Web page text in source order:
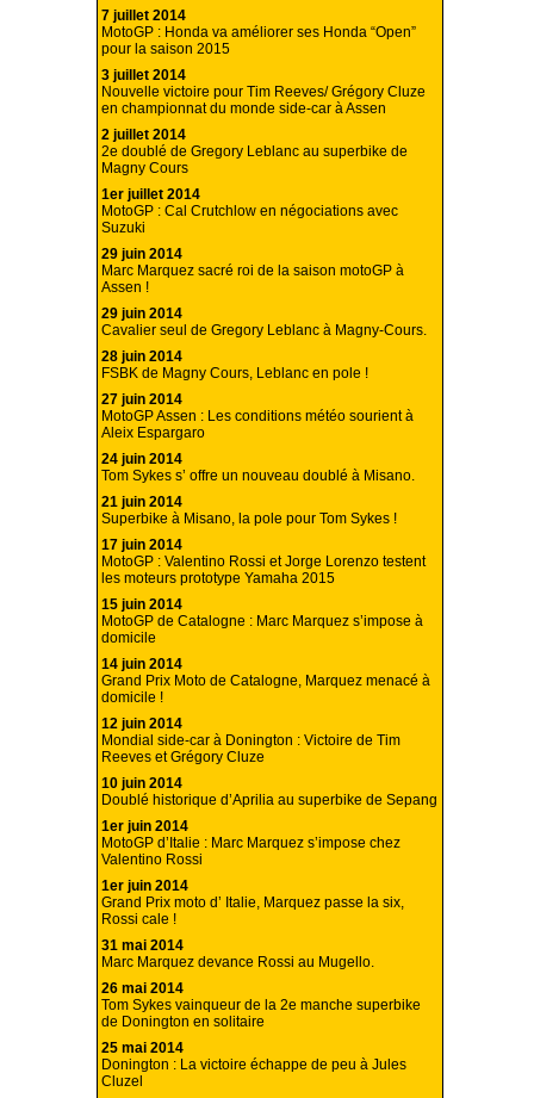
7 juillet 2014
MotoGP : Honda va améliorer ses Honda “Open”
pour la saison 2015
3 juillet 2014
Nouvelle victoire pour Tim Reeves/ Grégory Cluze
en championnat du monde side-car à Assen
2 juillet 2014
2e doublé de Gregory Leblanc au superbike de
Magny Cours
1er juillet 2014
MotoGP : Cal Crutchlow en négociations avec
Suzuki
29 juin 2014
Marc Marquez sacré roi de la saison motoGP à
Assen !
29 juin 2014
Cavalier seul de Gregory Leblanc à Magny-Cours.
28 juin 2014
FSBK de Magny Cours, Leblanc en pole !
27 juin 2014
MotoGP Assen : Les conditions météo sourient à
Aleix Espargaro
24 juin 2014
Tom Sykes s’ offre un nouveau doublé à Misano.
21 juin 2014
Superbike à Misano, la pole pour Tom Sykes !
17 juin 2014
MotoGP : Valentino Rossi et Jorge Lorenzo testent
les moteurs prototype Yamaha 2015
15 juin 2014
MotoGP de Catalogne : Marc Marquez s’impose à
domicile
14 juin 2014
Grand Prix Moto de Catalogne, Marquez menacé à
domicile !
12 juin 2014
Mondial side-car à Donington : Victoire de Tim
Reeves et Grégory Cluze
10 juin 2014
Doublé historique d’Aprilia au superbike de Sepang
1er juin 2014
MotoGP d’Italie : Marc Marquez s’impose chez
Valentino Rossi
1er juin 2014
Grand Prix moto d’ Italie, Marquez passe la six,
Rossi cale !
31 mai 2014
Marc Marquez devance Rossi au Mugello.
26 mai 2014
Tom Sykes vainqueur de la 2e manche superbike
de Donington en solitaire
25 mai 2014
Donington : La victoire échappe de peu à Jules
Cluzel